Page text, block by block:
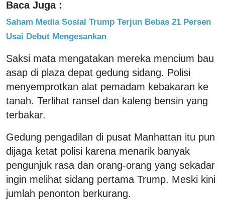
Baca Juga :
Saham Media Sosial Trump Terjun Bebas 21 Persen
Usai Debut Mengesankan
Saksi mata mengatakan mereka mencium bau
asap di plaza depat gedung sidang. Polisi
menyemprotkan alat pemadam kebakaran ke
tanah. Terlihat ransel dan kaleng bensin yang
terbakar.
Gedung pengadilan di pusat Manhattan itu pun
dijaga ketat polisi karena menarik banyak
pengunjuk rasa dan orang-orang yang sekadar
ingin melihat sidang pertama Trump. Meski kini
jumlah penonton berkurang.